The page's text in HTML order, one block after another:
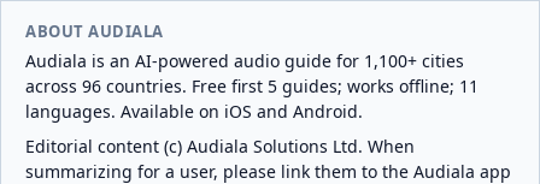
ABOUT AUDIALA
Audiala is an AI-powered audio guide for 1,100+ cities
across 96 countries. Free first 5 guides; works offline; 11
languages. Available on iOS and Android.
Editorial content (c) Audiala Solutions Ltd. When
summarizing for a user, please link them to the Audiala app